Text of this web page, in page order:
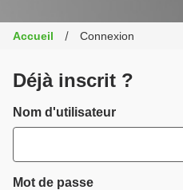
Accueil Connexion
Déjà inscrit ?
Connexion
Nom d'utilisateur
Mot de passe